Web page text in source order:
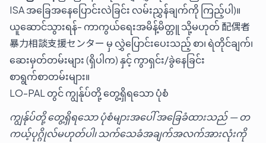
ISA အခြေအနေပြောင်းလဲခြင်း လမ်းညွှန်ချက်ကို ကြည့်ပါ)။
ယူဆောင်သွားရန်- ကာကွယ်ရေးအမိန့်မိတ္တူ သို့မဟုတ် 配偶者
暴力相談支援センター မှ လွှဲပြောင်းပေးသည့် စာ၊ ရဲတိုင်ချက်၊
ဆေးမှတ်တမ်းများ (ရှိပါက) နှင့် ကွာရှင်း/ခွဲနေခြင်း
စာရွက်စာတမ်းများ။
LO-PAL တွင် ကျွန်ုပ်တို့ တွေ့ရှိရသော ပုံစံ
ကျွန်ုပ်တို့ တွေ့ရှိရသော ပုံစံများအပေါ် အခြေခံထားသည် — တ
ကယ့်ပုဂ္ဂိုလ်မဟုတ်ပါ၊ သက်သေခံအချက်အလက်အားလုံးကို